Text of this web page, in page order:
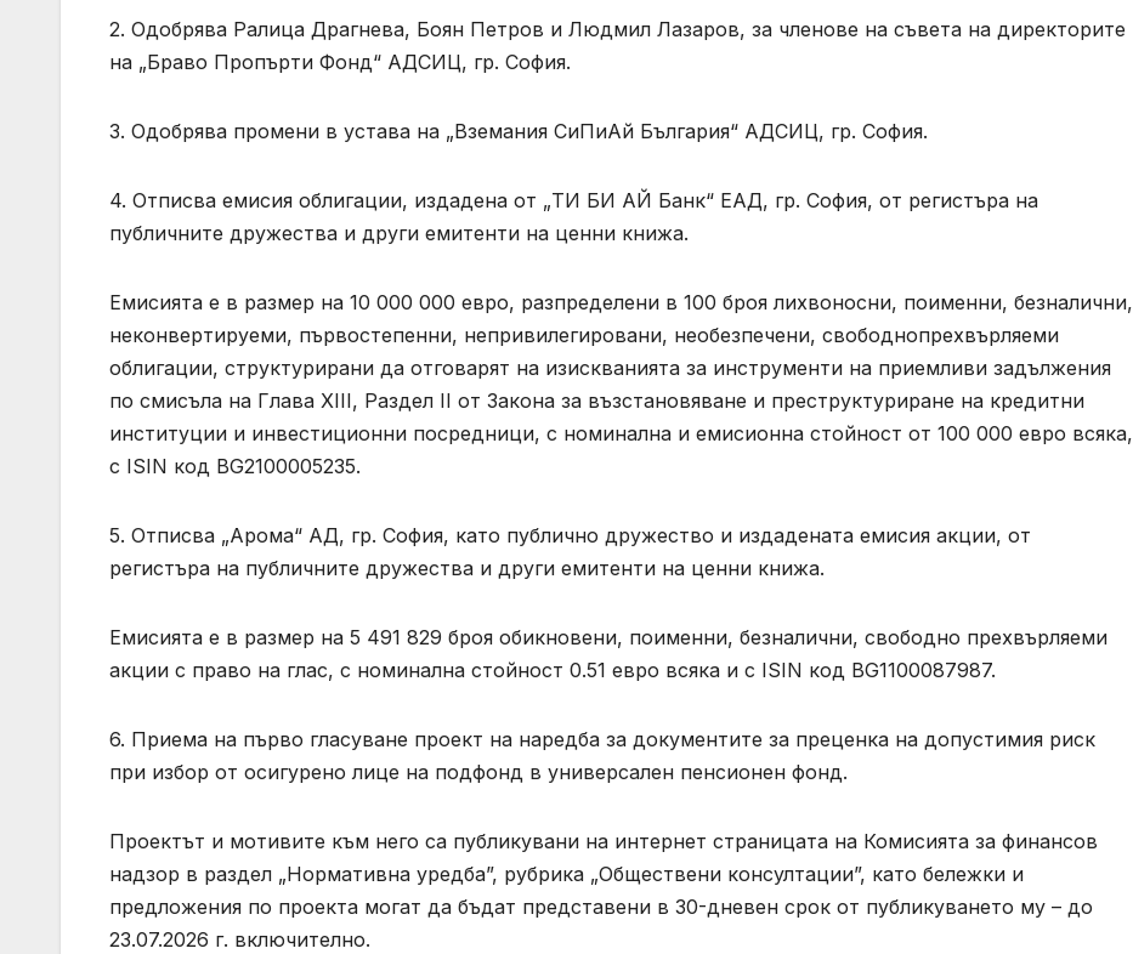
2. Одобрява Ралица Драгнева, Боян Петров и Людмил Лазаров, за членове на съвета на директорите
на „Браво Пропърти Фонд“ АДСИЦ, гр. София.
3. Одобрява промени в устава на „Вземания СиПиАй България“ АДСИЦ, гр. София.
4. Отписва емисия облигации, издадена от „ТИ БИ АЙ Банк“ ЕАД, гр. София, от регистъра на
публичните дружества и други емитенти на ценни книжа.
Емисията е в размер на 10 000 000 евро, разпределени в 100 броя лихвоносни, поименни, безналични,
неконвертируеми, първостепенни, непривилегировани, необезпечени, свободнопрехвърляеми
облигации, структурирани да отговарят на изискванията за инструменти на приемливи задължения
по смисъла на Глава XIII, Раздел II от Закона за възстановяване и преструктуриране на кредитни
институции и инвестиционни посредници, с номинална и емисионна стойност от 100 000 евро всяка,
с ISIN код BG2100005235.
5. Отписва „Арома“ АД, гр. София, като публично дружество и издадената емисия акции, от
регистъра на публичните дружества и други емитенти на ценни книжа.
Емисията е в размер на 5 491 829 броя обикновени, поименни, безналични, свободно прехвърляеми
акции с право на глас, с номинална стойност 0.51 евро всяка и с ISIN код BG1100087987.
6. Приема на първо гласуване проект на наредба за документите за преценка на допустимия риск
при избор от осигурено лице на подфонд в универсален пенсионен фонд.
Проектът и мотивите към него са публикувани на интернет страницата на Комисията за финансов
надзор в раздел „Нормативна уредба”, рубрика „Обществени консултации”, като бележки и
предложения по проекта могат да бъдат представени в 30-дневен срок от публикуването му – до
23.07.2026 г. включително.